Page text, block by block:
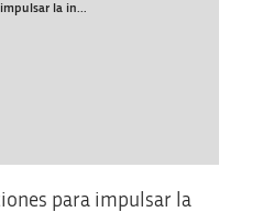
la in...
para impulsar la